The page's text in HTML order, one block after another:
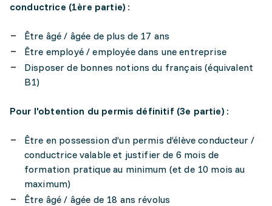
conductrice (1ère partie) :
Être âgé / âgée de plus de 17 ans
Être employé / employée dans une entreprise
Disposer de bonnes notions du français (équivalent
B1)
Pour l'obtention du permis définitif (3e partie) :
Être en possession d’un permis d’élève conducteur /
conductrice valable et justifier de 6 mois de
formation pratique au minimum (et de 10 mois au
maximum)
Être âgé / âgée de 18 ans révolus